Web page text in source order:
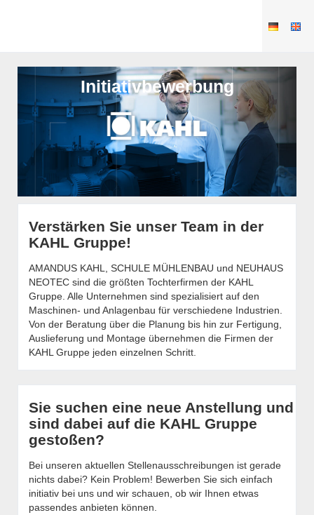
Initiativbewerbung
Verstärken Sie unser Team in der
KAHL Gruppe!
AMANDUS KAHL, SCHULE MÜHLENBAU und NEUHAUS
NEOTEC sind die größten Tochterfirmen der KAHL
Gruppe. Alle Unternehmen sind spezialisiert auf den
Maschinen- und Anlagenbau für verschiedene Industrien.
Von der Beratung über die Planung bis hin zur Fertigung,
Auslieferung und Montage übernehmen die Firmen der
KAHL Gruppe jeden einzelnen Schritt.
Sie suchen eine neue Anstellung und
sind dabei auf die KAHL Gruppe
gestoßen?
Bei unseren aktuellen Stellenausschreibungen ist gerade
nichts dabei? Kein Problem! Bewerben Sie sich einfach
initiativ bei uns und wir schauen, ob wir Ihnen etwas
passendes anbieten können.